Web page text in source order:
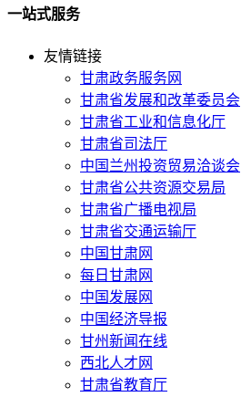
一站式服务
友情链接
甘肃政务服务网
甘肃省发展和改革委员会
甘肃省工业和信息化厅
甘肃省司法厅
中国兰州投资贸易洽谈会
甘肃省公共资源交易局
甘肃省广播电视局
甘肃省交通运输厅
中国甘肃网
每日甘肃网
中国发展网
中国经济导报
甘州新闻在线
西北人才网
甘肃省教育厅